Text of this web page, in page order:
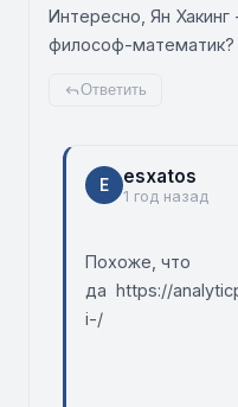
Интересно, Ян
философ-математик?
Ответить
E esxatos
1 год назад
Похоже, что
да https://
i-/